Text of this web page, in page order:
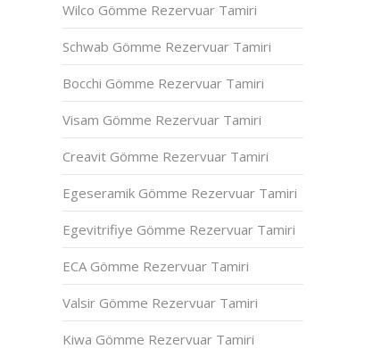
Wilco Gömme Rezervuar Tamiri
Schwab Gömme Rezervuar Tamiri
Bocchi Gömme Rezervuar Tamiri
Visam Gömme Rezervuar Tamiri
Creavit Gömme Rezervuar Tamiri
Egeseramik Gömme Rezervuar Tamiri
Egevitrifiye Gömme Rezervuar Tamiri
ECA Gömme Rezervuar Tamiri
Valsir Gömme Rezervuar Tamiri
Kiwa Gömme Rezervuar Tamiri